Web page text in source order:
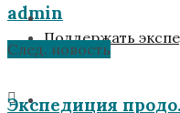
Поддержать
admin
След. новость
Экспедиция